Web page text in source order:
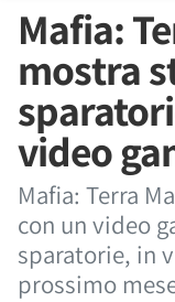
Mafia:
mostra
video
Mafia: Terra
con un video
sparatorie, in
prossimo